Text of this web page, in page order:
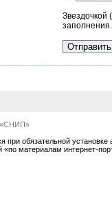
Звездочкой
заполнения.
«СНИП»
обязательной установке
материалам интернет-